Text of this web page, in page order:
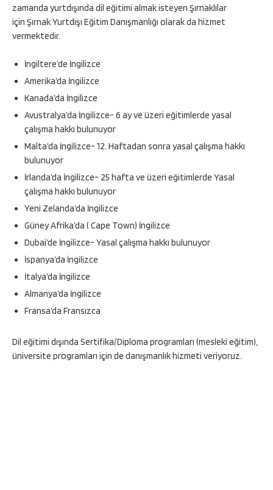
zamanda yurtdışında dil eğitimi almak isteyen Şırnaklılar
için Şırnak Yurtdışı Eğitim Danışmanlığı olarak da hizmet
vermektedir.
İngiltere’de İngilizce
Amerika’da İngilizce
Kanada’da İngilizce
Avustralya’da İngilizce- 6 ay ve üzeri eğitimlerde yasal
çalışma hakkı bulunuyor
Malta’da İngilizce- 12. Haftadan sonra yasal çalışma hakkı
bulunuyor
İrlanda’da İngilizce- 25 hafta ve üzeri eğitimlerde Yasal
çalışma hakkı bulunuyor
Yeni Zelanda’da İngilizce
Güney Afrika’da ( Cape Town) İngilizce
Dubai’de İngilizce- Yasal çalışma hakkı bulunuyor
İspanya’da İngilizce
İtalya’da İngilizce
Almanya’da İngilizce
Fransa’da Fransızca
Dil eğitimi dışında Sertifika/Diploma programları (mesleki eğitim),
üniversite programları için de danışmanlık hizmeti veriyoruz.